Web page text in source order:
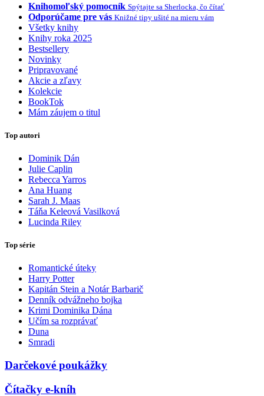
Knihomoľský pomocník Spýtajte sa Sherlocka, čo čítať
Odporúčame pre vás Knižné tipy ušité na mieru vám
Všetky knihy
Knihy roka 2025
Bestsellery
Novinky
Pripravované
Akcie a zľavy
Kolekcie
BookTok
Mám záujem o titul
Top autori
Dominik Dán
Julie Caplin
Rebecca Yarros
Ana Huang
Sarah J. Maas
Táňa Keleová Vasilková
Lucinda Riley
Top série
Romantické úteky
Harry Potter
Kapitán Stein a Notár Barbarič
Denník odvážneho bojka
Krimi Dominika Dána
Učím sa rozprávať
Duna
Smradi
Darčekové poukážky
Čítačky e-kníh